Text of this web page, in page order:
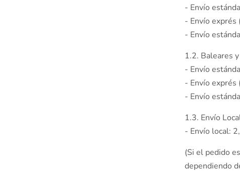
- Envío
- Envío
- Envío
1.2. Baleares
- Envío
- Envío
- Envío
1.3. Envío
- Envío local:
(Si el pedido
dependiendo